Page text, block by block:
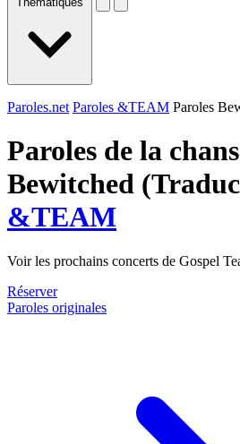
Paroles.net Paroles &TEAM Paroles
Paroles de la
Bewitched
&TEAM
Voir les prochains concerts de Gospel
Réserver
Paroles originales